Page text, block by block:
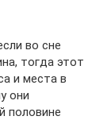
во сне
тогда этот
и места в
они
половине